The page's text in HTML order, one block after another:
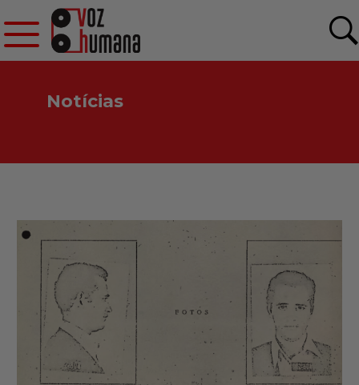
Notícias